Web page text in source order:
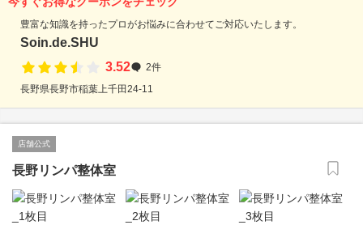
豊富な知識を持ったプロがお悩みに合わせてご対応いたします。
Soin.de.SHU
3.52
2件
長野県長野市稲葉上千田24-11
店舗公式
長野リンパ整体室